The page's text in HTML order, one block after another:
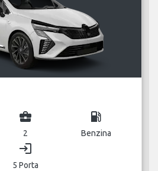
business_center
2
local_gas_station
Benzina
login
5 Porta